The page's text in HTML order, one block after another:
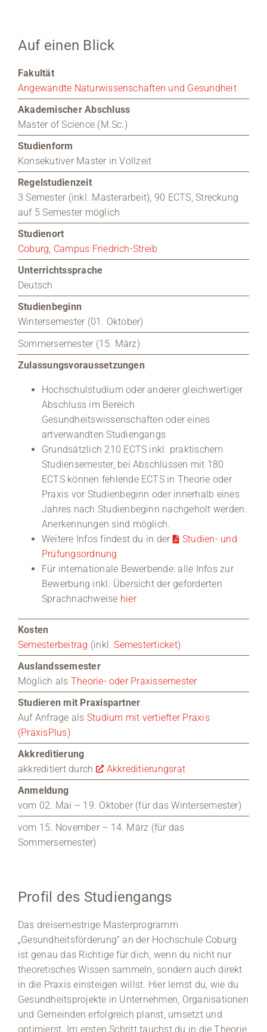
Stellenangebote
News
Veranstaltungen
Auf einen Blick
Fakultät
Angewandte Naturwissenschaften und Gesundheit
Akademischer Abschluss
Master of Science (M.Sc.)
Studienform
Konsekutiver Master in Vollzeit
Regelstudienzeit
3 Semester (inkl. Masterarbeit), 90 ECTS, Streckung
auf 5 Semester möglich
Studienort
Coburg, Campus Friedrich-Streib
Unterrichtssprache
Deutsch
Studienbeginn
Wintersemester (01. Oktober)
Sommersemester (15. März)
Zulassungsvoraussetzungen
Hochschulstudium oder anderer gleichwertiger
Abschluss im Bereich
Gesundheitswissenschaften oder eines
artverwandten Studiengangs
Grundsätzlich 210 ECTS inkl. praktischem
Studiensemester, bei Abschlüssen mit 180
ECTS können fehlende ECTS in Theorie oder
Praxis vor Studienbeginn oder innerhalb eines
Jahres nach Studienbeginn nachgeholt werden.
Anerkennungen sind möglich.
Weitere Infos findest du in der
Studien- und
Prüfungsordnung
Für internationale Bewerbende: alle Infos zur
Bewerbung inkl. Übersicht der geforderten
Sprachnachweise hier
Kosten
Semesterbeitrag (inkl.Semesterticket)
Auslandssemester
Möglich als Theorie- oder Praxissemester
Studieren mit Praxispartner
Auf Anfrage als Studium mit vertiefter Praxis
(PraxisPlus)
Akkreditierung
akkreditiert durch
Akkreditierungsrat
Anmeldung
vom 02. Mai – 19. Oktober (für das Wintersemester)
vom 15. November – 14. März (für das
Sommersemester)
Profil des Studiengangs
Das dreisemestrige Masterprogramm
„Gesundheitsförderung“ an der Hochschule Coburg
ist genau das Richtige für dich, wenn du nicht nur
theoretisches Wissen sammeln, sondern auch direkt
in die Praxis einsteigen willst. Hier lernst du, wie du
Gesundheitsprojekte in Unternehmen, Organisationen
und Gemeinden erfolgreich planst, umsetzt und
optimierst. Im ersten Schritt tauchst du in die Theorie